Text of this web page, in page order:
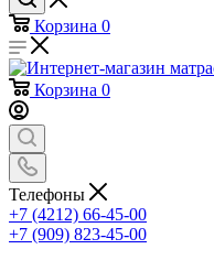
Корзина 0
Корзина 0
Телефоны
+7 (4212) 66-45-00
+7 (909) 823-45-00